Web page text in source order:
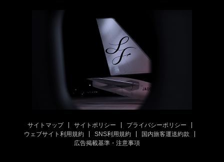
サイトマップ サイトポリシー
プライバシーポリシー
ウェブサイト利用規約
SNS利用規約
国内旅客運送約款
広告掲載基準・注意事項